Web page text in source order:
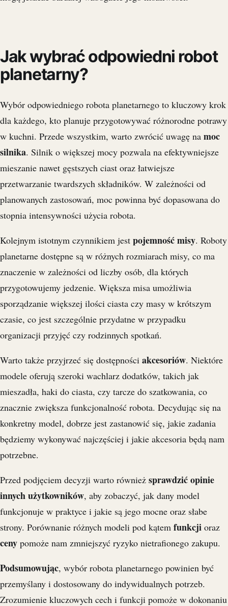
Jak wybrać odpowiedni robot
planetarny?
Wybór odpowiedniego robota planetarnego to kluczowy krok
dla każdego, kto planuje przygotowywać różnorodne potrawy
w kuchni. Przede wszystkim, warto zwrócić uwagę na moc
silnika. Silnik o większej mocy pozwala na efektywniejsze
mieszanie nawet gęstszych ciast oraz łatwiejsze
przetwarzanie twardszych składników. W zależności od
planowanych zastosowań, moc powinna być dopasowana do
stopnia intensywności użycia robota.
Kolejnym istotnym czynnikiem jest pojemność misy. Roboty
planetarne dostępne są w różnych rozmiarach misy, co ma
znaczenie w zależności od liczby osób, dla których
przygotowujemy jedzenie. Większa misa umożliwia
sporządzanie większej ilości ciasta czy masy w krótszym
czasie, co jest szczególnie przydatne w przypadku
organizacji przyjęć czy rodzinnych spotkań.
Warto także przyjrzeć się dostępności akcesoriów. Niektóre
modele oferują szeroki wachlarz dodatków, takich jak
mieszadła, haki do ciasta, czy tarcze do szatkowania, co
znacznie zwiększa funkcjonalność robota. Decydując się na
konkretny model, dobrze jest zastanowić się, jakie zadania
będziemy wykonywać najczęściej i jakie akcesoria będą nam
potrzebne.
Przed podjęciem decyzji warto również sprawdzić opinie
innych użytkowników, aby zobaczyć, jak dany model
funkcjonuje w praktyce i jakie są jego mocne oraz słabe
strony. Porównanie różnych modeli pod kątem funkcji oraz
ceny pomoże nam zmniejszyć ryzyko nietrafionego zakupu.
Podsumowując, wybór robota planetarnego powinien być
przemyślany i dostosowany do indywidualnych potrzeb.
Zrozumienie kluczowych cech i funkcji pomoże w dokonaniu